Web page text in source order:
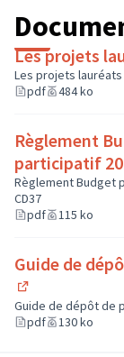
Les projets
Les projets lauréats
pdf
484 ko
Règlement
participatif
Règlement Budget
CD37
pdf
115 ko
Guide de
(Lien externe)
Guide de dépôt de
pdf
130 ko